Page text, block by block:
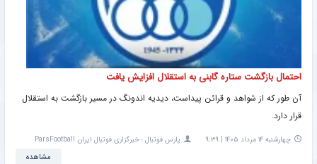
احتمال بازگشت ستاره گابنی به استقلال افزایش یافت
آن طور که از شواهد و قرائن پیداست، دیدیه اندونگ در مسیر بازگشت به استقلال
قرار دارد.
چهارشنبه ۱۴ مرداد ۱۴۰۵ | ۹:۳۹ پارس فوتبال ؛ خبرگزاری فوتبال ایران ParsFootball
مشاهده